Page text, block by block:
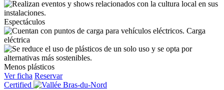
Espectáculos
Carga
eléctrica
Menos plásticos
Ver ficha Reservar
Certified